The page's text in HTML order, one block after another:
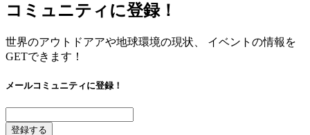
コミュニティに登録！
世界のアウトドアアや地球環境の現状、 イベントの情報を
GETできます！
メールコミュニティに登録！